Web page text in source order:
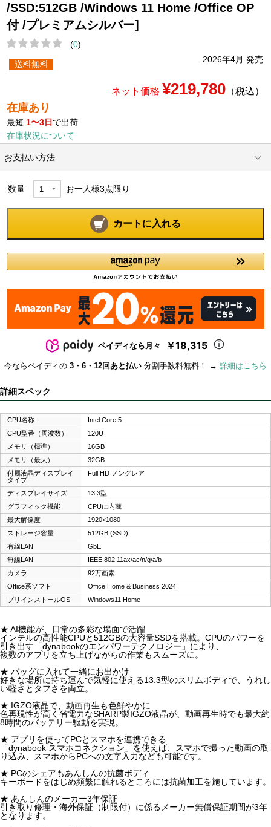
/SSD:512GB /Windows 11 Home /Office OP
付 /プレミアムシルバー]
(0)
2026年4月 発売
送料無料
ネット価格 ¥219,780（税込）
在庫あり
最短 1〜3日 で出荷
在庫状況について
お支払い方法
数量 お一人様3点限り
カートに入れる
ペイディなら月々 ￥18,315
今ならペイディの 3・6・12回あと払い 分割手数料無料！ → 詳細はこちら
詳細スペック
CPU名称
Intel Core 5
CPU型番（周波数）
120U
メモリ（標準）
16GB
メモリ（最大）
32GB
付属液晶ディスプレイ
タイプ
Full HD ノングレア
ディスプレイサイズ
13.3型
グラフィック機能
CPUに内蔵
最大解像度
1920×1080
ストレージ容量
512GB (SSD)
有線LAN
GbE
無線LAN
IEEE 802.11ax/ac/n/g/a/b
カメラ
92万画素
Office系ソフト
Office Home & Business 2024
プリインストールOS
Windows11 Home
★ AI機能が、日常の多彩な場面で活躍
インテルの高性能CPUと512GBの大容量SSDを搭載。CPUのパワーを
引き出す「dynabookのエンパワーテクノロジー」により、
複数のアプリを立ち上げながらの作業もスムーズに。
★ バッグに入れて一緒にお出かけ
好きな場所に持ち運んで気軽に使える13.3型のスリムボディで、うれし
い軽さとタフさを両立。
★ IGZO液晶で、動画再生も色鮮やかに
色再現性が高く省電力なSHARP製IGZO液晶が、動画再生時でも最大約
8時間のバッテリー駆動を実現。
★ アプリを使ってPCとスマホを連携できる
「dynabook スマホコネクション」を使えば、スマホで撮った動画の取
り込み、スマホからPCへの文字入力なども可能です。
★ PCのシェアもあんしんの抗菌ボディ
キーボードをはじめ頻繁に触れるところには抗菌加工を施しています。
★ あんしんのメーカー3年保証
引き取り修理・海外保証（制限付）に係るメーカー無償保証期間が3年
となります。